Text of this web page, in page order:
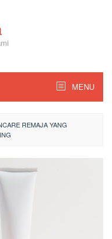
MENU
REMAJA YANG